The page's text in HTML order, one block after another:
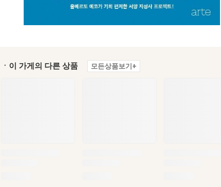
ㆍ이 가게의 다른 상품 모든상품보기+